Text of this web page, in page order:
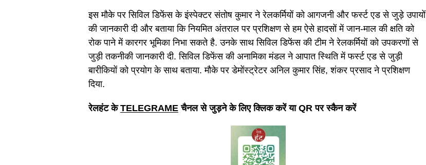
इस मौके पर सिविल डिफेंस के इंस्पेक्टर संतोष कुमार ने रेलकर्मियों को आगजनी और फर्स्ट एड से जुड़े उपायों
की जानकारी दी और बताया कि नियमित अंतराल पर प्रशिक्षण से हम ऐसे हादसों में जान-माल की क्षति को
रोक पाने में कारगर भूमिका निभा सकते है. उनके साथ सिविल डिफेंस की टीम ने रेलकर्मियों को उपकरणों से
जुड़ी तकनीकी जानकारी दी. सिविल डिफेंस की अनामिका मंडल ने आपात स्थिति में फर्स्ट एड से जुड़ी
बारीकियों को प्रयोग के साथ बताया. मौके पर डेमोंस्ट्रेटर अनिल कुमार सिंह, शंकर प्रसाद ने प्रशिक्षण
दिया.
रेलहंट केTELEGRAME चैनल से जुड़ने के लिए क्लिक करें या QR पर स्कैन करें